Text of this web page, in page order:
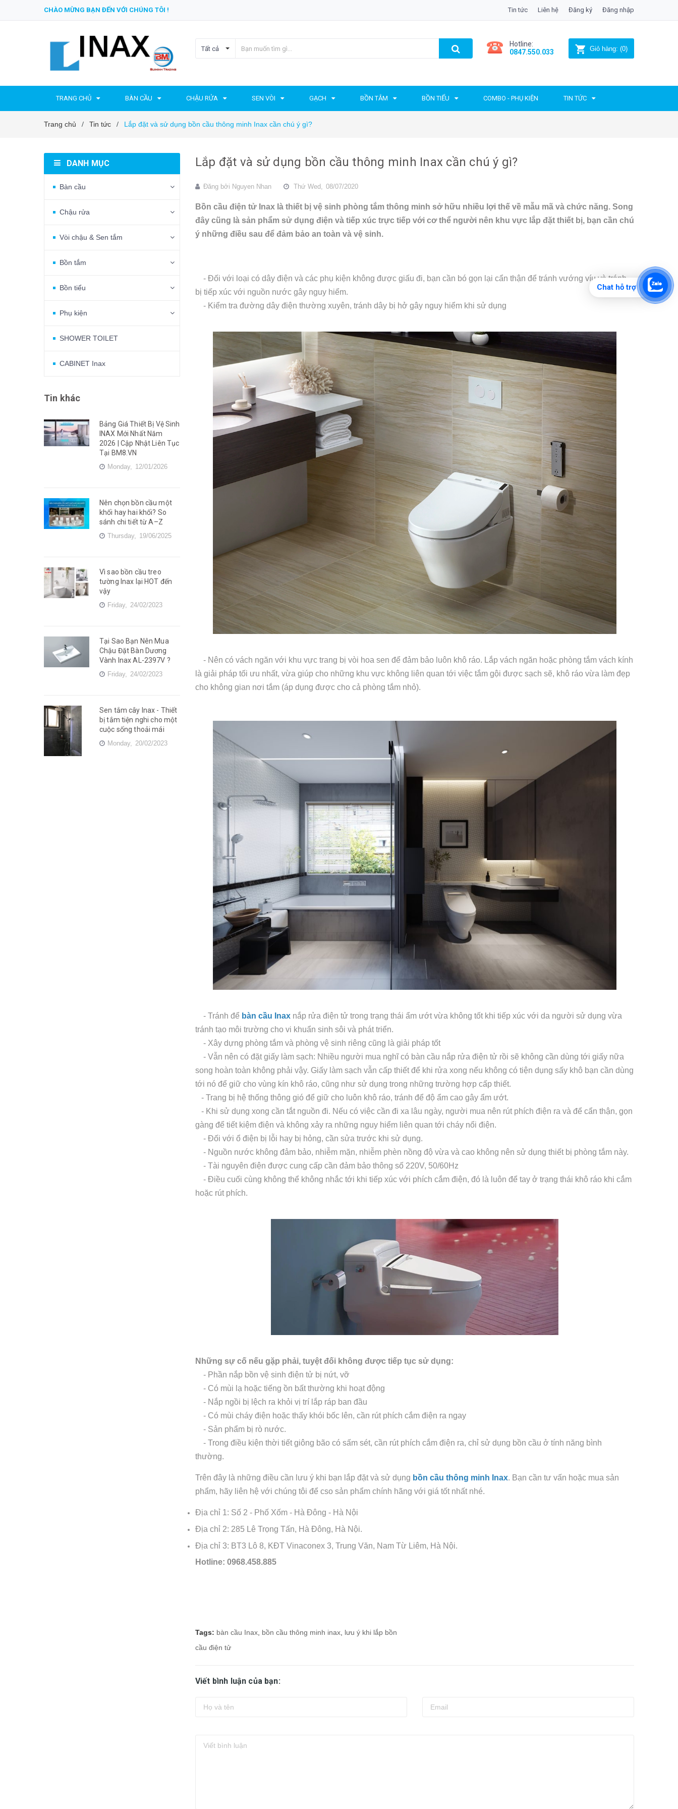
CHÀO MỪNG BẠN ĐẾN VỚI CHÚNG TÔI ! Tin tức Liên hệ Đăng ký Đăng nhập
Tất cả
Hotline:
0847.550.033
Giỏ hàng: (0)
TRANG CHỦ BÀN CẦU CHẬU RỬA SEN VÒI GẠCH BỒN TẮM BỒN TIỂU COMBO - PHỤ KIỆN TIN TỨC
Trang chủ / Tin tức / Lắp đặt và sử dụng bồn cầu thông minh Inax cần chú ý gì?
Lắp đặt và sử dụng bồn cầu thông minh Inax cần chú ý gì?
Đăng bởi Nguyen Nhan Thứ Wed, 08/07/2020
Bồn cầu điện tử Inax là thiết bị vệ sinh phòng tắm thông minh sở hữu nhiều lợi thế về mẫu mã và chức năng. Song
đây cũng là sản phẩm sử dụng điện và tiếp xúc trực tiếp với cơ thể người nên khu vực lắp đặt thiết bị, bạn cần chú
ý những điều sau để đảm bảo an toàn và vệ sinh.
- Đối với loại có dây điện và các phụ kiện không được giấu đi, bạn cần bó gọn lại cẩn thận để tránh vướng víu và tránh
bị tiếp xúc với nguồn nước gây nguy hiểm.
- Kiểm tra đường dây điện thường xuyên, tránh dây bị hở gây nguy hiểm khi sử dụng
- Nên có vách ngăn với khu vực trang bị vòi hoa sen để đảm bảo luôn khô ráo. Lắp vách ngăn hoặc phòng tắm vách kính
là giải pháp tối ưu nhất, vừa giúp cho những khu vực không liên quan tới việc tắm gội được sạch sẽ, khô ráo vừa làm đẹp
cho không gian nơi tắm (áp dụng được cho cả phòng tắm nhỏ).
- Tránh để bàn cầu Inax nắp rửa điện tử trong trạng thái ẩm ướt vừa không tốt khi tiếp xúc với da người sử dụng vừa
tránh tạo môi trường cho vi khuẩn sinh sôi và phát triển.
- Xây dựng phòng tắm và phòng vệ sinh riêng cũng là giải pháp tốt
- Vẫn nên có đặt giấy làm sạch: Nhiều người mua nghĩ có bàn cầu nắp rửa điện tử rồi sẽ không cần dùng tới giấy nữa
song hoàn toàn không phải vậy. Giấy làm sạch vẫn cấp thiết để khi rửa xong nếu không có tiện dụng sấy khô bạn cần dùng
tới nó để giữ cho vùng kín khô ráo, cũng như sử dụng trong những trường hợp cấp thiết.
- Trang bị hệ thống thông gió để giữ cho luôn khô ráo, tránh để độ ẩm cao gây ẩm ướt.
- Khi sử dụng xong cần tắt nguồn đi. Nếu có việc cần đi xa lâu ngày, người mua nên rút phích điện ra và để cẩn thận, gọn
gàng để tiết kiệm điện và không xảy ra những nguy hiểm liên quan tới cháy nổi điện.
- Đối với ổ điện bị lỗi hay bị hỏng, cần sửa trước khi sử dụng.
- Nguồn nước không đảm bảo, nhiễm mặn, nhiễm phèn nồng độ vừa và cao không nên sử dụng thiết bị phòng tắm này.
- Tài nguyên điện được cung cấp cần đảm bảo thông số 220V, 50/60Hz
- Điều cuối cùng không thể không nhắc tới khi tiếp xúc với phích cắm điện, đó là luôn để tay ở trạng thái khô ráo khi cắm
hoặc rút phích.
Những sự cố nếu gặp phải, tuyệt đối không được tiếp tục sử dụng:
- Phần nắp bồn vệ sinh điện tử bị nứt, vỡ
- Có mùi lạ hoặc tiếng ồn bất thường khi hoạt động
- Nắp ngồi bị lệch ra khỏi vị trí lắp ráp ban đầu
- Có mùi cháy điện hoặc thấy khói bốc lên, cần rút phích cắm điện ra ngay
- Sản phẩm bị rò nước.
- Trong điều kiện thời tiết giông bão có sấm sét, cần rút phích cắm điện ra, chỉ sử dụng bồn cầu ở tính năng bình
thường.
Trên đây là những điều cần lưu ý khi bạn lắp đặt và sử dụng bồn cầu thông minh Inax. Bạn cần tư vấn hoặc mua sản
phẩm, hãy liên hệ với chúng tôi để cso sản phẩm chính hãng với giá tốt nhất nhé.
Địa chỉ 1: Số 2 - Phố Xốm - Hà Đông - Hà Nội
Địa chỉ 2: 285 Lê Trọng Tấn, Hà Đông, Hà Nội.
Địa chỉ 3: BT3 Lô 8, KĐT Vinaconex 3, Trung Văn, Nam Từ Liêm, Hà Nội.
Hotline: 0968.458.885
Tags: bàn cầu Inax bồn cầu thông minh inax lưu ý khi lắp bồn
cầu điện tử
Viết bình luận của bạn:
DANH MỤC
Bàn cầu
Chậu rửa
Vòi chậu & Sen tắm
Bồn tắm
Bồn tiểu
Phụ kiện
SHOWER TOILET
CABINET Inax
Tin khác
Bảng Giá Thiết Bị Vệ Sinh
INAX Mới Nhất Năm
2026 | Cập Nhật Liên Tục
Tại BM8.VN
Monday, 12/01/2026
Nên chọn bồn cầu một
khối hay hai khối? So
sánh chi tiết từ A–Z
Thursday, 19/06/2025
Vì sao bồn cầu treo
tường Inax lại HOT đến
vậy
Friday, 24/02/2023
Tại Sao Bạn Nên Mua
Chậu Đặt Bàn Dương
Vành Inax AL-2397V ?
Friday, 24/02/2023
Sen tắm cây Inax - Thiết
bị tắm tiện nghi cho một
cuộc sống thoải mái
Monday, 20/02/2023
Chat hỗ trợ